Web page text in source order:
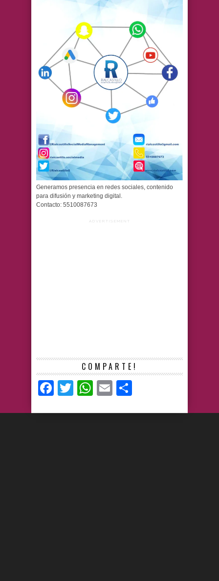
Generamos presencia en redes sociales, contenido
para difusión y marketing digital.
Contacto: 5510087673
ADVERTISEMENT
COMPARTE!
Facebook
TwitterWhatsApp
Email